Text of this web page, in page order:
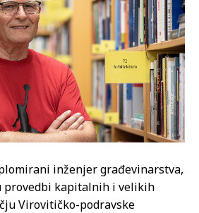
inženjer građevinarstva,
provedbi kapitalnih i velikih
Virovitičko-podravske